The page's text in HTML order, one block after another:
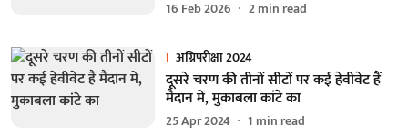
16 Feb 2026 2min read
अग्निपरीक्षा 2024
दूसरे चरण की तीनों सीटों पर कई हेवीवेट हैं
मैदान में, मुकाबला कांटे का
25 Apr 2024 1 min read